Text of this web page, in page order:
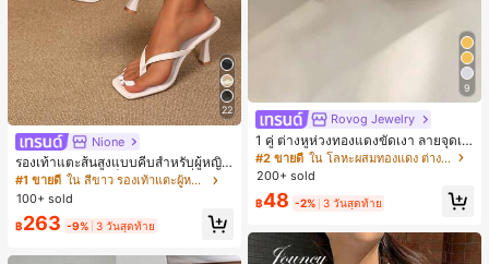
22
Nione
รองเท้าแตะส้นสูงแบบคีบสำหรับผู้หญิง
สไตล์คลาสสิก สีบล็อก สไตล์แฟรี่ฤดูร้อ
น ส้นเข็ม รองเท้าแตะแบบคีบ รองเท้าแ
ตะชายหาดแฟชั่นสายไขว้ รองเท้าผู้ห
ญิง สำหรับออฟฟิศ บ้าน กลางแจ้ง ดีไซ
น์หัวเหลี่ยม ชิคและหรูหรา สำหรับเดทไ
นท์
#1 ขายดี
ใน สีขาว รองเท้าแตะผู้หญิง
100+ sold
฿263 -9% 3 วันสุดท้าย
9
Rovog Jewelry
1 คู่ ต่างหูห่วงทองแดงขัดเงา ลายจุดเร
ขาคณิตสไตล์มินิมอล เหมาะสำหรับสว
มใส่ประจำวันแบบสบายๆ สำหรับผู้หญิง
#2 ขายดี
ใน โลหะผสมทองแดง ต่างหูผู้หญิง
200+ sold
฿48 -2% 3 วันสุดท้าย